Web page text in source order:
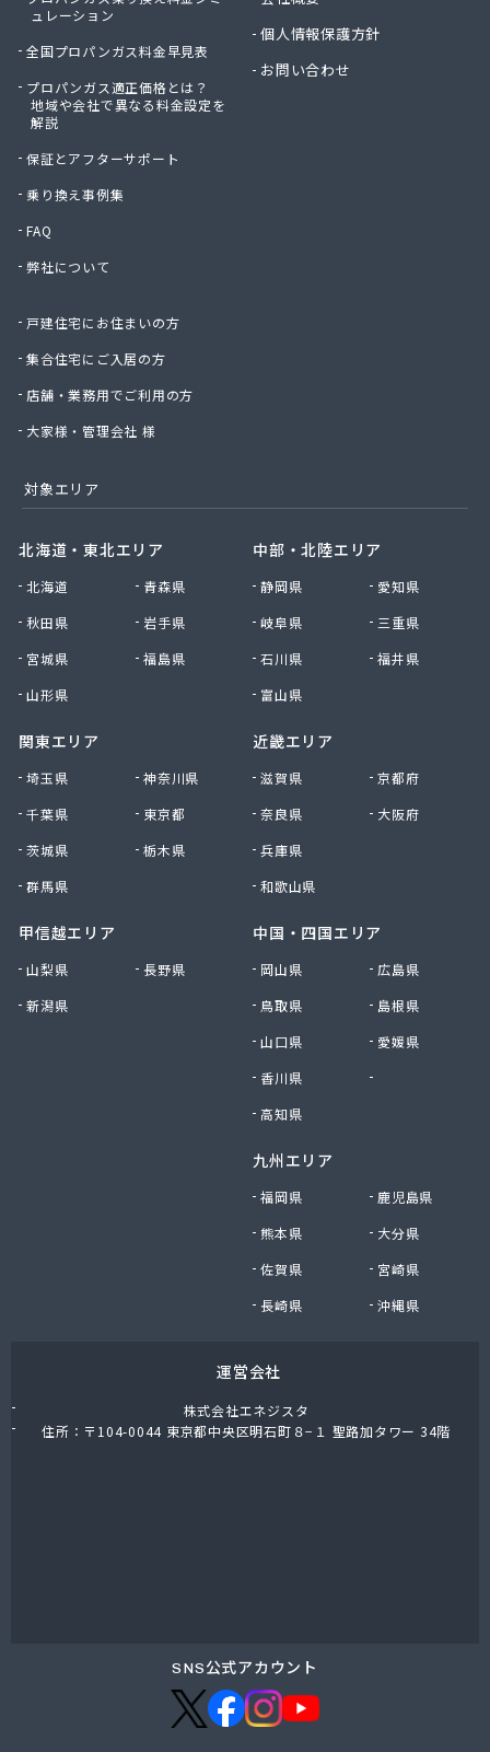
山大プロパン
山中プロパン店
山中燃料店
山半商店
山本商店
山野商店
市川プロパン
糸見石油店
糸谷商店
若林商店
出口商店
助田商店
小崎米穀食品店
小林商店
松崎商店
松本プロパン管工
上野ガス
上野ガス 阿保サービス店
上野ガス 丸柱サービス店
上野ガス 亀山支店
上野ガス 古山サービス店
上野ガス 佐那具サービス店
上野ガス 山福サービス店
上野ガス 上津サービス店
上野ガス 新居サービス店
上野ガス 西島サービス店
上野ガス 島ケ原サービス店
石井燃商 鈴鹿営業所
ュレーション
全国プロパンガス料金早見表
プロパンガス適正価格とは？
地域や会社で異なる料金設定を
解説
保証とアフターサポート
乗り換え事例集
FAQ
弊社について
戸建住宅にお住まいの方
集合住宅にご入居の方
店舗・業務用でご利用の方
大家様・管理会社 様
個人情報保護方針
お問い合わせ
対象エリア
北海道・東北エリア
北海道
青森県
秋田県
岩手県
宮城県
福島県
山形県
関東エリア
埼玉県
神奈川県
千葉県
東京都
茨城県
栃木県
群馬県
甲信越エリア
山梨県
長野県
新潟県
中部・北陸エリア
静岡県
愛知県
岐阜県
三重県
石川県
福井県
富山県
近畿エリア
滋賀県
京都府
奈良県
大阪府
兵庫県
和歌山県
中国・四国エリア
岡山県
広島県
鳥取県
島根県
山口県
愛媛県
香川県
高知県
九州エリア
福岡県
鹿児島県
熊本県
大分県
佐賀県
宮崎県
長崎県
沖縄県
運営会社
株式会社エネジスタ
住所：〒104-0044 東京都中央区明石町８−１ 聖路加タワー 34階
SNS公式アカウント